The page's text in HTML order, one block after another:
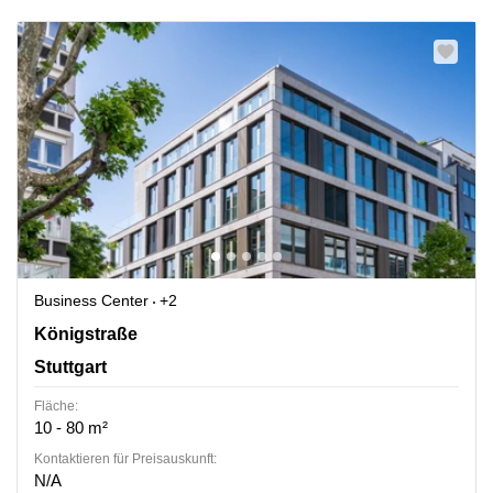
Business Center
+2
Königstraße 35, Stuttgart
Königstraße
Stuttgart
Fläche:
10 - 80 m²
Kontaktieren für Preisauskunft:
N/A